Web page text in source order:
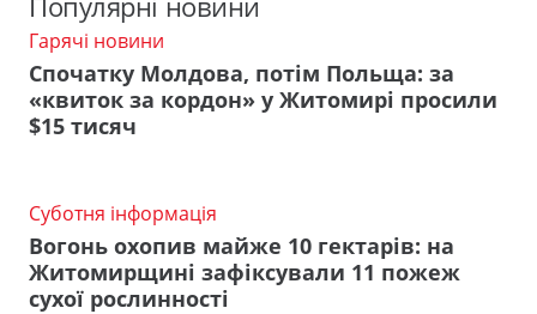
Гарячі новини
Спочатку Молдова, потім Польща: за
«квиток за кордон» у Житомирі просили
$15 тисяч
Суботня інформація
Вогонь охопив майже 10 гектарів: на
Житомирщині зафіксували 11 пожеж
сухої рослинності